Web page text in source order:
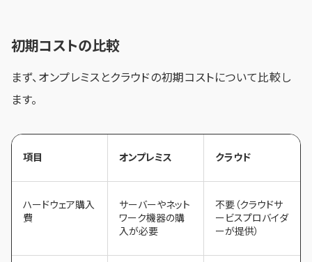
初期コストの比較
まず、オンプレミスとクラウドの初期コストについて比較し
ます。
項目 オンプレミス クラウド
ハードウェア購入
費
サーバーやネット
ワーク機器の購
入が必要
不要（クラウドサ
ービスプロバイダ
ーが提供）